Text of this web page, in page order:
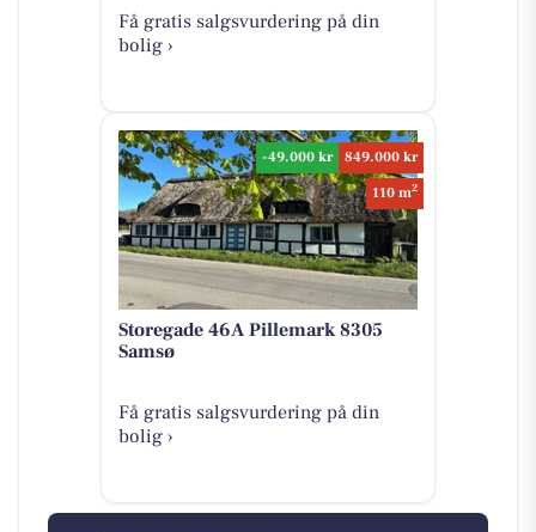
Få gratis salgsvurdering på din
bolig ›
-49.000 kr
849.000 kr
110 m2
Storegade 46A Pillemark 8305
Samsø
Få gratis salgsvurdering på din
bolig ›